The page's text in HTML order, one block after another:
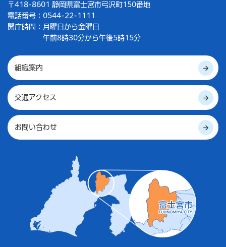
〒418-8601 静岡県富士宮市弓沢町150番地
電話番号：0544-22-1111
開庁時間： 月曜日から金曜日
午前8時30分から午後5時15分
組織案内
交通アクセス
お問い合わせ